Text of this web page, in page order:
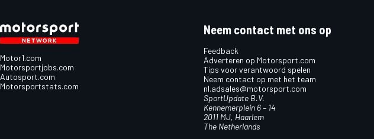
Motor1.com
Motorsportjobs.com
Autosport.com
Motorsportstats.com
Neem contact met ons op
Feedback
Adverteren op Motorsport.com
Tips voor verantwoord spelen
Neem contact op met het team
nl.adsales@motorsport.com
SportUpdate B.V.
Kennemerplein 6 – 14
2011 MJ, Haarlem
The Netherlands